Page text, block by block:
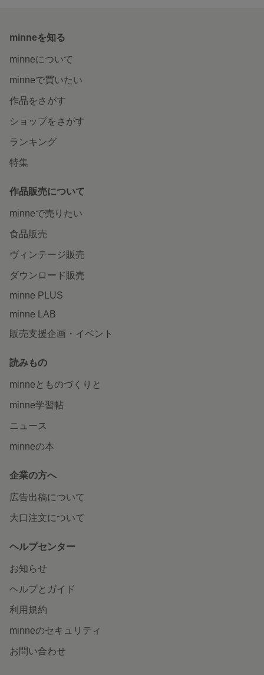
minneを知る
minneについて
minneで買いたい
作品をさがす
ショップをさがす
ランキング
特集
作品販売について
minneで売りたい
食品販売
ヴィンテージ販売
ダウンロード販売
minne PLUS
minne LAB
販売支援企画・イベント
読みもの
minneとものづくりと
minne学習帖
ニュース
minneの本
企業の方へ
広告出稿について
大口注文について
ヘルプセンター
お知らせ
ヘルプとガイド
利用規約
minneのセキュリティ
お問い合わせ